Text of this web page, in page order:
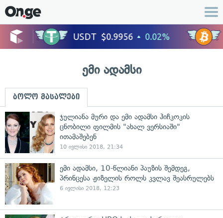
ემი ადამსი
ბოლო მასალები
ჯულიანა მური და ემი ადამსი ჰიჩკოკის
ცნობილი ფილმის "ახალ ვერსიაში"
ითამაშებენ
10 ივლისი 2018, 21:34
ემი ადამსი, 10-წლიანი პაუზის შემდეგ,
პრინცესა ჟიზელის როლს კვლავ შეასრულებს
6 ივლისი 2018, 12:23